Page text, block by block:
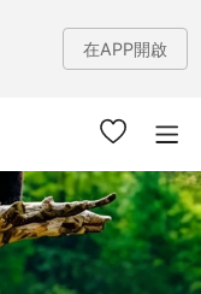
在APP開啟